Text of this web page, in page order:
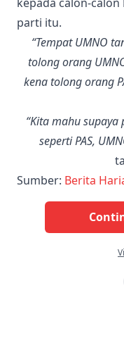
parti itu.
“Tempat UMNO
tolong orang
kena tolong orang
“Kita mahu
seperti PAS,
Sumber: Berita